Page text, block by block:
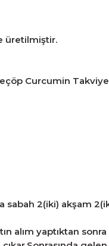
üretilmiştir.
Curcumin Takviye
sabah 2(iki) akşam
alım yaptıktan